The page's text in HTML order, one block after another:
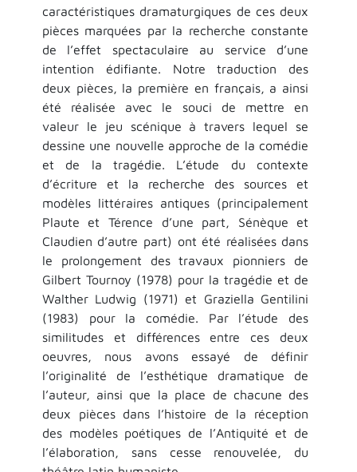
caractéristiques dramaturgiques de ces deux
pièces marquées par la recherche constante
de l’effet spectaculaire au service d’une
intention édifiante. Notre traduction des
deux pièces, la première en français, a ainsi
été réalisée avec le souci de mettre en
valeur le jeu scénique à travers lequel se
dessine une nouvelle approche de la comédie
et de la tragédie. L’étude du contexte
d’écriture et la recherche des sources et
modèles littéraires antiques (principalement
Plaute et Térence d’une part, Sénèque et
Claudien d’autre part) ont été réalisées dans
le prolongement des travaux pionniers de
Gilbert Tournoy (1978) pour la tragédie et de
Walther Ludwig (1971) et Graziella Gentilini
(1983) pour la comédie. Par l’étude des
similitudes et différences entre ces deux
oeuvres, nous avons essayé de définir
l’originalité de l’esthétique dramatique de
l’auteur, ainsi que la place de chacune des
deux pièces dans l’histoire de la réception
des modèles poétiques de l’Antiquité et de
l’élaboration, sans cesse renouvelée, du